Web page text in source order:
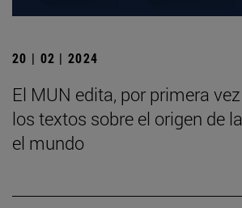
20 | 02 | 2024
El MUN edita, por primera
los textos sobre el origen de
el mundo